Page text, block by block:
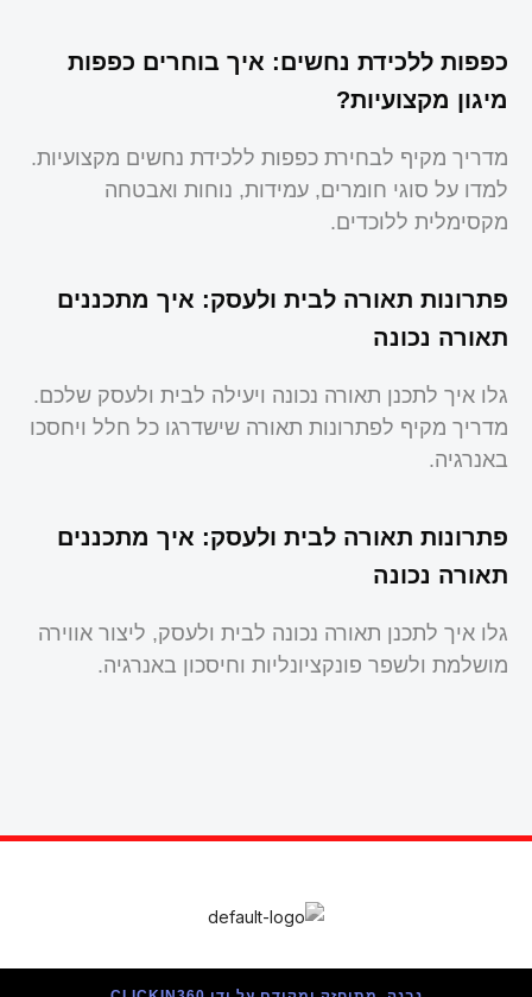
כפפות ללכידת נחשים: איך בוחרים כפפות
מיגון מקצועיות?
מדריך מקיף לבחירת כפפות ללכידת נחשים מקצועיות.
למדו על סוגי חומרים, עמידות, נוחות ואבטחה
מקסימלית ללוכדים.
פתרונות תאורה לבית ולעסק: איך מתכננים
תאורה נכונה
גלו איך לתכנן תאורה נכונה ויעילה לבית ולעסק שלכם.
מדריך מקיף לפתרונות תאורה שישדרגו כל חלל ויחסכו
באנרגיה.
פתרונות תאורה לבית ולעסק: איך מתכננים
תאורה נכונה
גלו איך לתכנן תאורה נכונה לבית ולעסק, ליצור אווירה
מושלמת ולשפר פונקציונליות וחיסכון באנרגיה.